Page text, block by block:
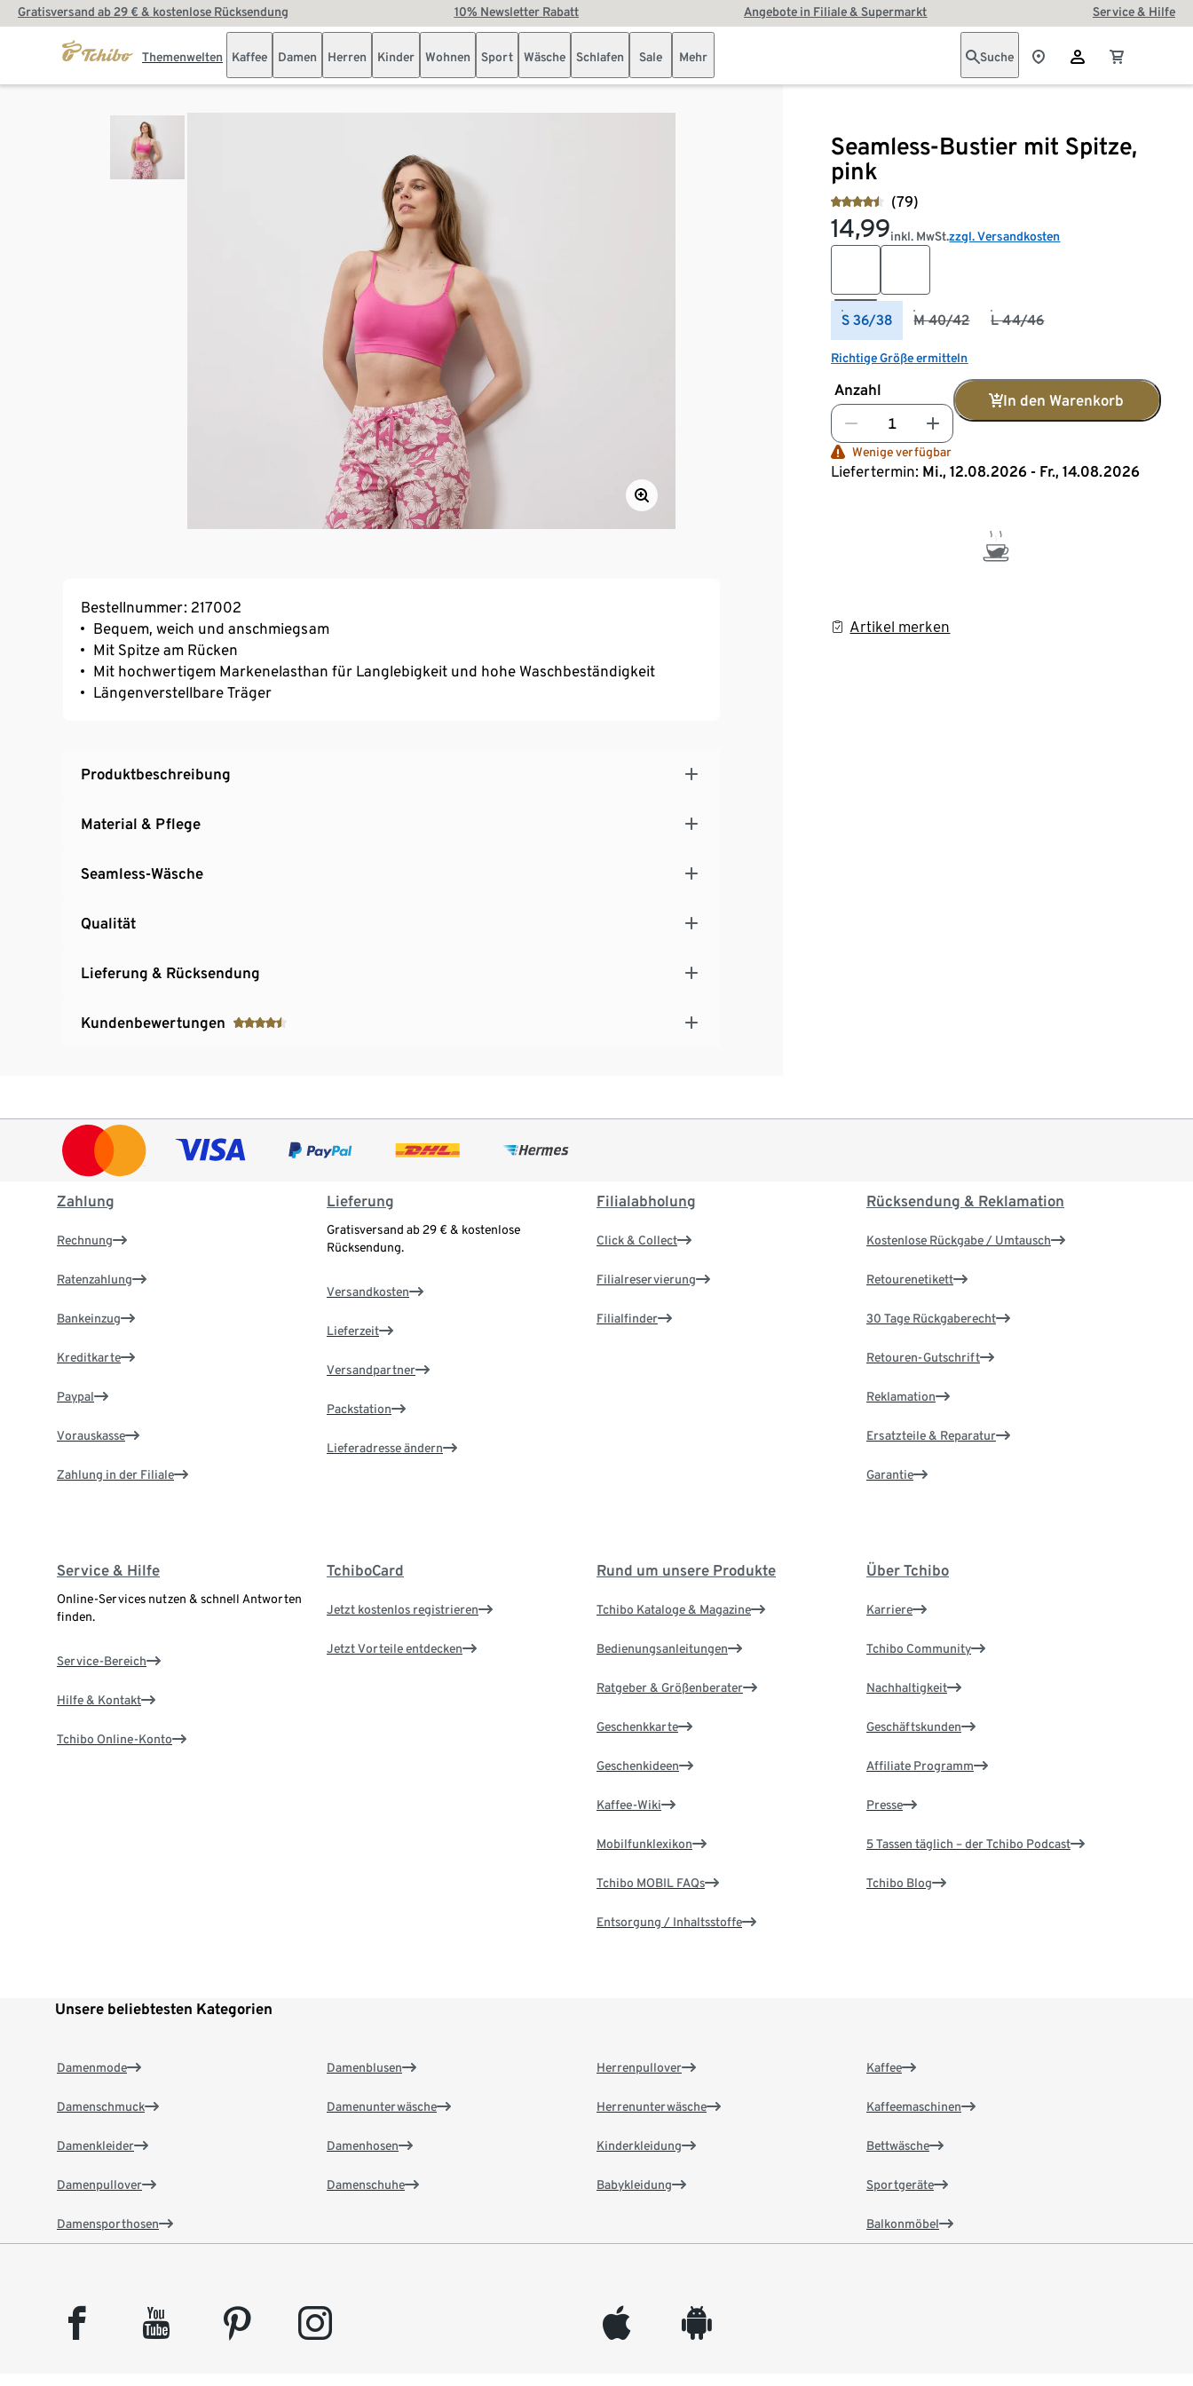
Gratisversand ab 29 € & kostenlose Rücksendung 10% Newsletter Rabatt Angebote in Filiale & Supermarkt Service & Hilfe
Themenwelten Kaffee Damen Herren Kinder Wohnen Sport Wäsche Schlafen Sale Mehr Suche
Seamless-Bustier mit Spitze,
pink
(79)
14,99inkl. MwSt.zzgl. Versandkosten
S 36/38 M 40/42 L 44/46
Richtige Größe ermitteln
Anzahl
In den Warenkorb
Wenige verfügbar
Liefertermin: Mi., 12.08.2026 - Fr., 14.08.2026
Artikel merken
Bestellnummer: 217002
Bequem, weich und anschmiegsam
Mit Spitze am Rücken
Mit hochwertigem Markenelasthan für Langlebigkeit und hohe Waschbeständigkeit
Längenverstellbare Träger
Produktbeschreibung
Material & Pflege
Seamless-Wäsche
Qualität
Lieferung & Rücksendung
Kundenbewertungen
Zahlung
Rechnung
Ratenzahlung
Bankeinzug
Kreditkarte
Paypal
Vorauskasse
Zahlung in der Filiale
Lieferung
Gratisversand ab 29 € & kostenlose
Rücksendung.
Versandkosten
Lieferzeit
Versandpartner
Packstation
Lieferadresse ändern
Filialabholung
Click & Collect
Filialreservierung
Filialfinder
Rücksendung & Reklamation
Kostenlose Rückgabe / Umtausch
Retourenetikett
30 Tage Rückgaberecht
Retouren-Gutschrift
Reklamation
Ersatzteile & Reparatur
Garantie
Service & Hilfe
Online-Services nutzen & schnell Antworten
finden.
Service-Bereich
Hilfe & Kontakt
Tchibo Online-Konto
TchiboCard
Jetzt kostenlos registrieren
Jetzt Vorteile entdecken
Rund um unsere Produkte
Tchibo Kataloge & Magazine
Bedienungsanleitungen
Ratgeber & Größenberater
Geschenkkarte
Geschenkideen
Kaffee-Wiki
Mobilfunklexikon
Tchibo MOBIL FAQs
Entsorgung / Inhaltsstoffe
Über Tchibo
Karriere
Tchibo Community
Nachhaltigkeit
Geschäftskunden
Affiliate Programm
Presse
5 Tassen täglich – der Tchibo Podcast
Tchibo Blog
Unsere beliebtesten Kategorien
Damenmode
Damenschmuck
Damenkleider
Damenpullover
Damensporthosen
Damenblusen
Damenunterwäsche
Damenhosen
Damenschuhe
Herrenpullover
Herrenunterwäsche
Kinderkleidung
Babykleidung
Kaffee
Kaffeemaschinen
Bettwäsche
Sportgeräte
Balkonmöbel
facebook youtube pinterest instagram appleinc android